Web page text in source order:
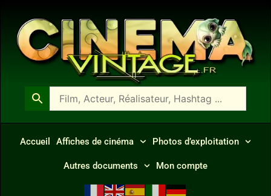
Accueil Affiches de cinéma Photos d’exploitation
Autres documents Mon compte